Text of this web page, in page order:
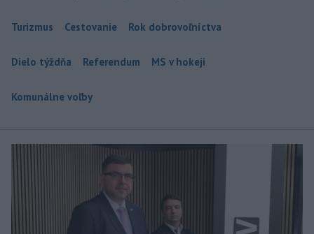
Turizmus Cestovanie Rok dobrovoľníctva
Dielo týždňa Referendum MS v hokeji
Komunálne voľby